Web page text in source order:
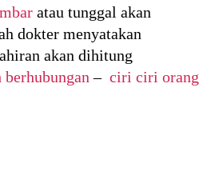
atau tunggal akan
dokter menyatakan
akan dihitung
– ciri ciri orang